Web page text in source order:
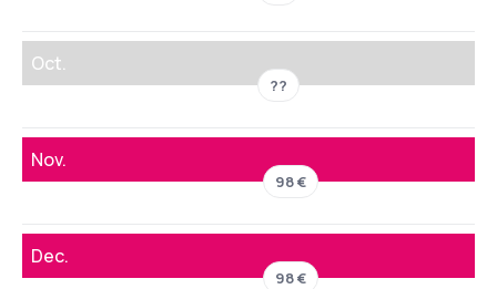
Oct.
??
Nov.
98 €
Dec.
98 €